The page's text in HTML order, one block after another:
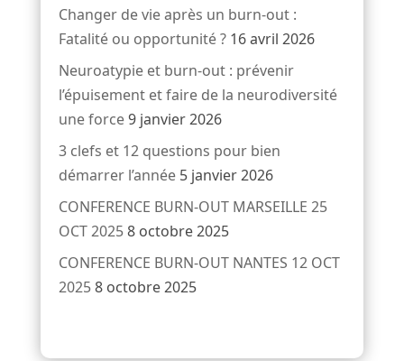
Changer de vie après un burn-out :
Fatalité ou opportunité ? 16 avril 2026
Neuroatypie et burn-out : prévenir
l’épuisement et faire de la neurodiversité
une force9 janvier 2026
3 clefs et 12 questions pour bien
démarrer l’année 5 janvier 2026
CONFERENCE BURN-OUT MARSEILLE 25
OCT 20258 octobre 2025
CONFERENCE BURN-OUT NANTES 12 OCT
20258 octobre 2025